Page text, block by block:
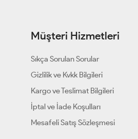
Müşteri Hizmetleri
Sıkça Sorulan Sorular
Gizlilik ve Kvkk Bilgileri
Kargo ve Teslimat Bilgileri
İptal ve İade Koşulları
Mesafeli Satış Sözleşmesi